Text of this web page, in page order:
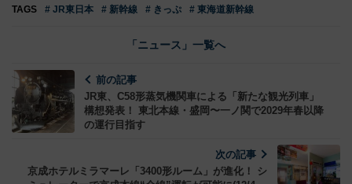
TAGS # JR東日本 # 新幹線 # きっぷ # 東海道新幹線
「ニュース」一覧へ
前の記事
JR東、C58形蒸気機関車による「新たな観光列車」
構想発表！ 東北本線・盛岡〜一ノ関で2029年春以降
の運行目指す
次の記事
京成ホテルミラマーレ「3400形ルーム」が進化！ シ